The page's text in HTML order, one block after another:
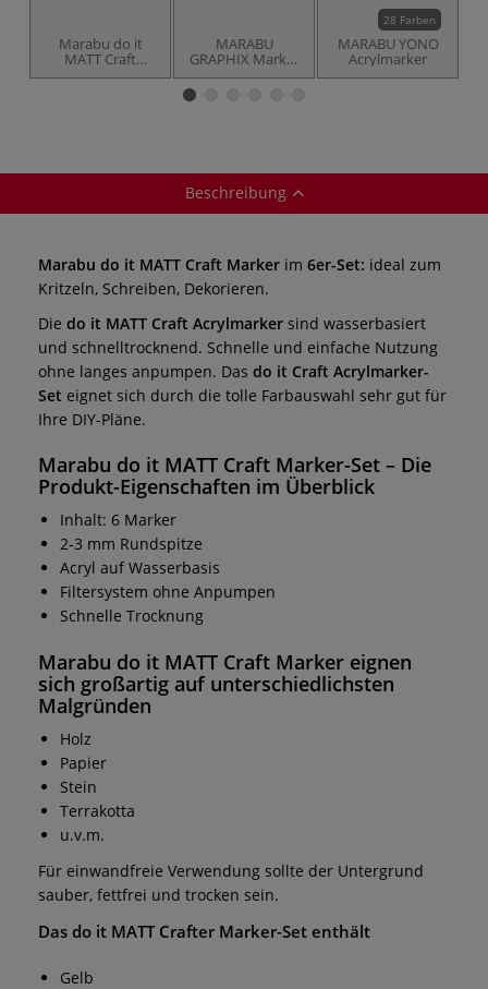
Marabu do it
MATT Craft
Marker, 2er-Set
MARABU
GRAPHIX Marker
Pad Zeichenblock,
28 Farben
MARABU YONO
Acrylmarker
Beschreibung
Marabu do it MATT Craft Marker im 6er-Set: ideal zum
Kritzeln, Schreiben, Dekorieren.
Die do it MATT Craft Acrylmarker sind wasserbasiert
und schnelltrocknend. Schnelle und einfache Nutzung
ohne langes anpumpen. Das do it Craft Acrylmarker-
Set eignet sich durch die tolle Farbauswahl sehr gut für
Ihre DIY-Pläne.
Marabu do it MATT Craft Marker-Set – Die
Produkt-Eigenschaften im Überblick
Inhalt: 6 Marker
2-3 mm Rundspitze
Acryl auf Wasserbasis
Filtersystem ohne Anpumpen
Schnelle Trocknung
Marabu do it MATT Craft Marker eignen
sich großartig auf unterschiedlichsten
Malgründen
Holz
Papier
Stein
Terrakotta
u.v.m.
Für einwandfreie Verwendung sollte der Untergrund
sauber, fettfrei und trocken sein.
Das do it MATT Crafter Marker-Set enthält
Gelb